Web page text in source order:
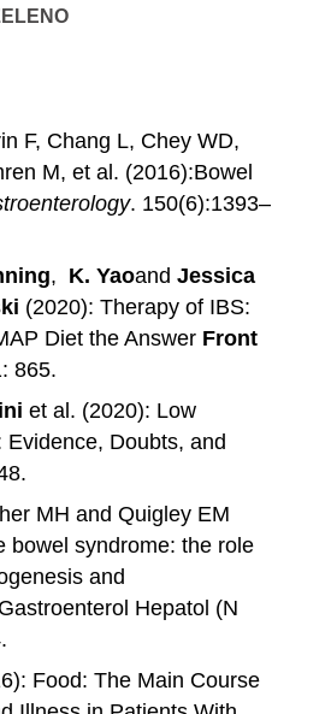
F, Chang L, Chey WD,
M, et al. (2016):Bowel
. 150(6):1393–
, K. Yaoand Jessica
(2020): Therapy of IBS:
Diet the Answer Front
865.
et al. (2020): Low
Evidence, Doubts, and
MH and Quigley EM
bowel syndrome: the role
and
Hepatol (N
Food: The Main Course